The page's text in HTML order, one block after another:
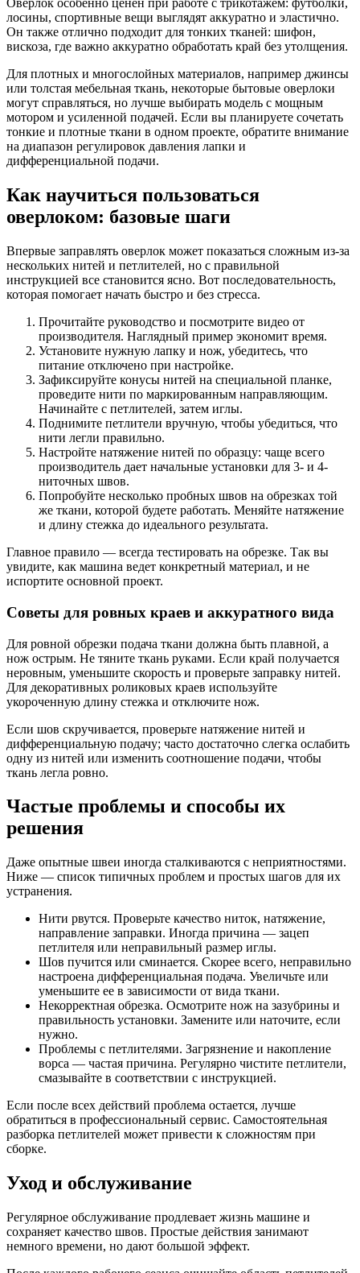
Оверлок особенно ценен при работе с трикотажем: футболки,
лосины, спортивные вещи выглядят аккуратно и эластично.
Он также отлично подходит для тонких тканей: шифон,
вискоза, где важно аккуратно обработать край без утолщения.
Для плотных и многослойных материалов, например джинсы
или толстая мебельная ткань, некоторые бытовые оверлоки
могут справляться, но лучше выбирать модель с мощным
мотором и усиленной подачей. Если вы планируете сочетать
тонкие и плотные ткани в одном проекте, обратите внимание
на диапазон регулировок давления лапки и
дифференциальной подачи.
Как научиться пользоваться
оверлоком: базовые шаги
Впервые заправлять оверлок может показаться сложным из-за
нескольких нитей и петлителей, но с правильной
инструкцией все становится ясно. Вот последовательность,
которая помогает начать быстро и без стресса.
Прочитайте руководство и посмотрите видео от
производителя. Наглядный пример экономит время.
Установите нужную лапку и нож, убедитесь, что
питание отключено при настройке.
Зафиксируйте конусы нитей на специальной планке,
проведите нити по маркированным направляющим.
Начинайте с петлителей, затем иглы.
Поднимите петлители вручную, чтобы убедиться, что
нити легли правильно.
Настройте натяжение нитей по образцу: чаще всего
производитель дает начальные установки для 3- и 4-
ниточных швов.
Попробуйте несколько пробных швов на обрезках той
же ткани, которой будете работать. Меняйте натяжение
и длину стежка до идеального результата.
Главное правило — всегда тестировать на обрезке. Так вы
увидите, как машина ведет конкретный материал, и не
испортите основной проект.
Советы для ровных краев и аккуратного вида
Для ровной обрезки подача ткани должна быть плавной, а
нож острым. Не тяните ткань руками. Если край получается
неровным, уменьшите скорость и проверьте заправку нитей.
Для декоративных роликовых краев используйте
укороченную длину стежка и отключите нож.
Если шов скручивается, проверьте натяжение нитей и
дифференциальную подачу; часто достаточно слегка ослабить
одну из нитей или изменить соотношение подачи, чтобы
ткань легла ровно.
Частые проблемы и способы их
решения
Даже опытные швеи иногда сталкиваются с неприятностями.
Ниже — список типичных проблем и простых шагов для их
устранения.
Нити рвутся. Проверьте качество ниток, натяжение,
направление заправки. Иногда причина — зацеп
петлителя или неправильный размер иглы.
Шов пучится или сминается. Скорее всего, неправильно
настроена дифференциальная подача. Увеличьте или
уменьшите ее в зависимости от вида ткани.
Некорректная обрезка. Осмотрите нож на зазубрины и
правильность установки. Замените или наточите, если
нужно.
Проблемы с петлителями. Загрязнение и накопление
ворса — частая причина. Регулярно чистите петлители,
смазывайте в соответствии с инструкцией.
Если после всех действий проблема остается, лучше
обратиться в профессиональный сервис. Самостоятельная
разборка петлителей может привести к сложностям при
сборке.
Уход и обслуживание
Регулярное обслуживание продлевает жизнь машине и
сохраняет качество швов. Простые действия занимают
немного времени, но дают большой эффект.